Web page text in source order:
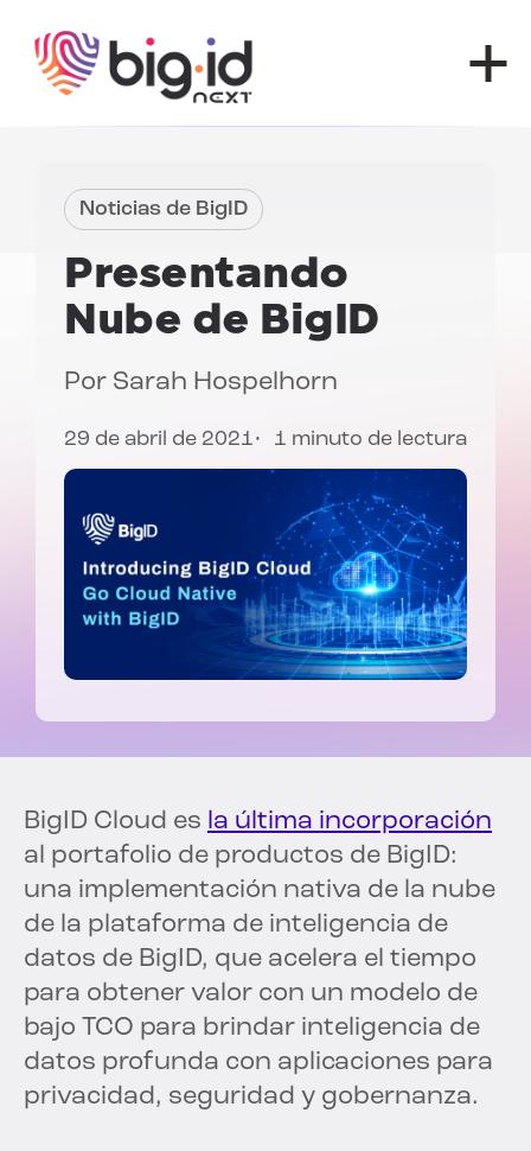
Noticias de BigID
Presentando
Nube de BigID
Por Sarah Hospelhorn
29 de abril de 2021 1 minuto de lectura
BigID Cloud es la última incorporación
al portafolio de productos de BigID:
una implementación nativa de la nube
de la plataforma de inteligencia de
datos de BigID, que acelera el tiempo
para obtener valor con un modelo de
bajo TCO para brindar inteligencia de
datos profunda con aplicaciones para
privacidad, seguridad y gobernanza.